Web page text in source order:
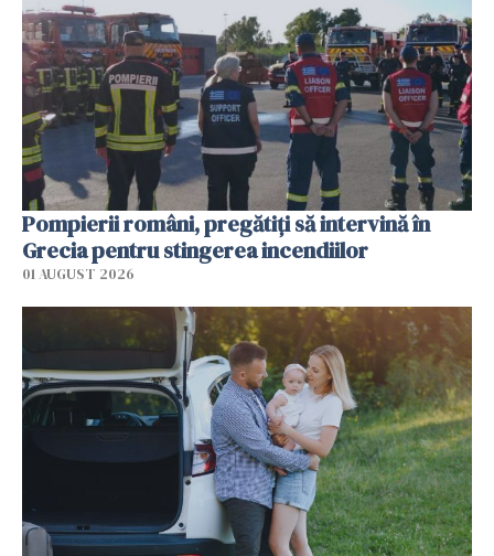
Pompierii români, pregătiţi să intervină în
Grecia pentru stingerea incendiilor
01 AUGUST 2026